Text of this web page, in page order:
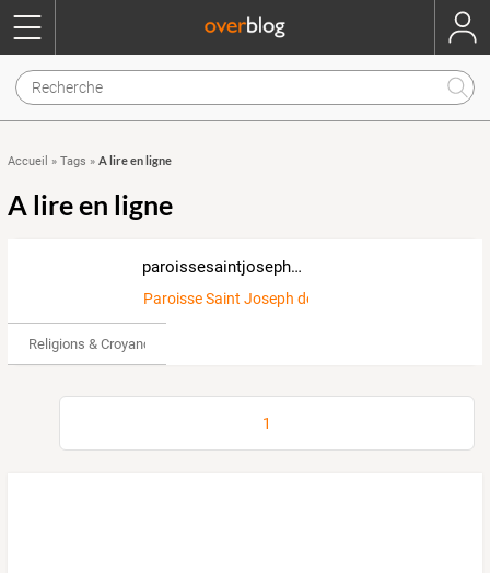
Accueil » Tags » A lire en ligne
A lire en ligne
paroissesaintjosephdevilleneuve47.over-blog.com
Paroisse Saint Joseph de Villeneuve
Religions & Croyances
1